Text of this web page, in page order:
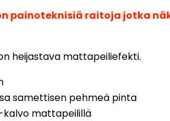
painoteknisiä raitoja jotka
heijastava mattapeiliefekti.
samettisen pehmeä pinta
kalvo mattapeilillä